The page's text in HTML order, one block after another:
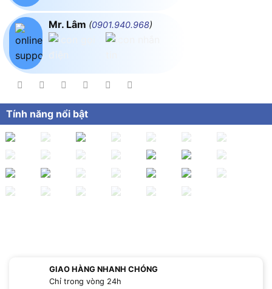
Mr. Lâm (0901.940.968)
Tính năng nổi bật
GIAO HÀNG NHANH CHÓNG
Chỉ trong vòng 24h